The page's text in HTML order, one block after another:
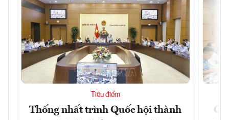
Tiêu điểm
Thống nhất trình Quốc hội thành